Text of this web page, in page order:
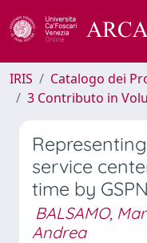
IRIS
Catalogo dei
3 Contributo in
Representing
service
time by GSPN
BALSAMO,
Andrea